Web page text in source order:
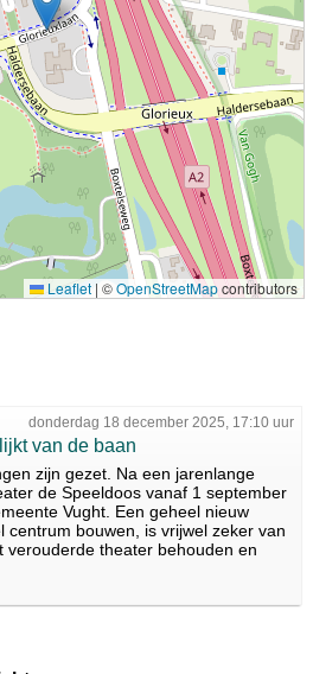
Leaflet | ©OpenStreetMapcontributors
donderdag 18 december 2025, 17:10 uur
van de baan
zijn gezet. Na een jarenlange
de Speeldoos vanaf 1 september
Vught. Een geheel nieuw
centrum bouwen, is vrijwel zeker van
verouderde theater behouden en